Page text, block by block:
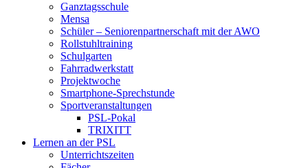
Ganztagsschule
Mensa
Schüler – Seniorenpartnerschaft mit der AWO
Rollstuhltraining
Schulgarten
Fahrradwerkstatt
Projektwoche
Smartphone-Sprechstunde
Sportveranstaltungen
PSL-Pokal
TRIXITT
Lernen an der PSL
Unterrichtszeiten